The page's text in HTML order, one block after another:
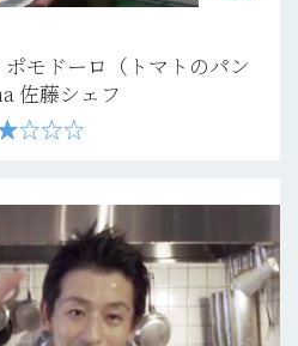
モドーロ（トマトのパン
佐藤シェフ